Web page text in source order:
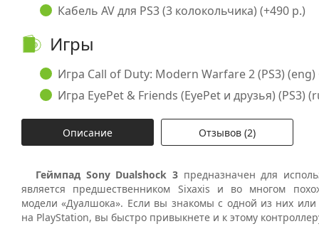
Кабель AV для PS3 (3 колокольчика) (+490 р.)
Игры
Игра Call of Duty: Modern Warfare 2 (PS3) (eng)
Игра EyePet & Friends (EyePet и друзья) (PS3)
Описание Отзывов (2)
Геймпад Sony Dualshock 3 предназначен для
является предшественником Sixaxis и во многом
модели «Дуалшока». Если вы знакомы с одной из них или
на PlayStation, вы быстро привыкнете и к этому